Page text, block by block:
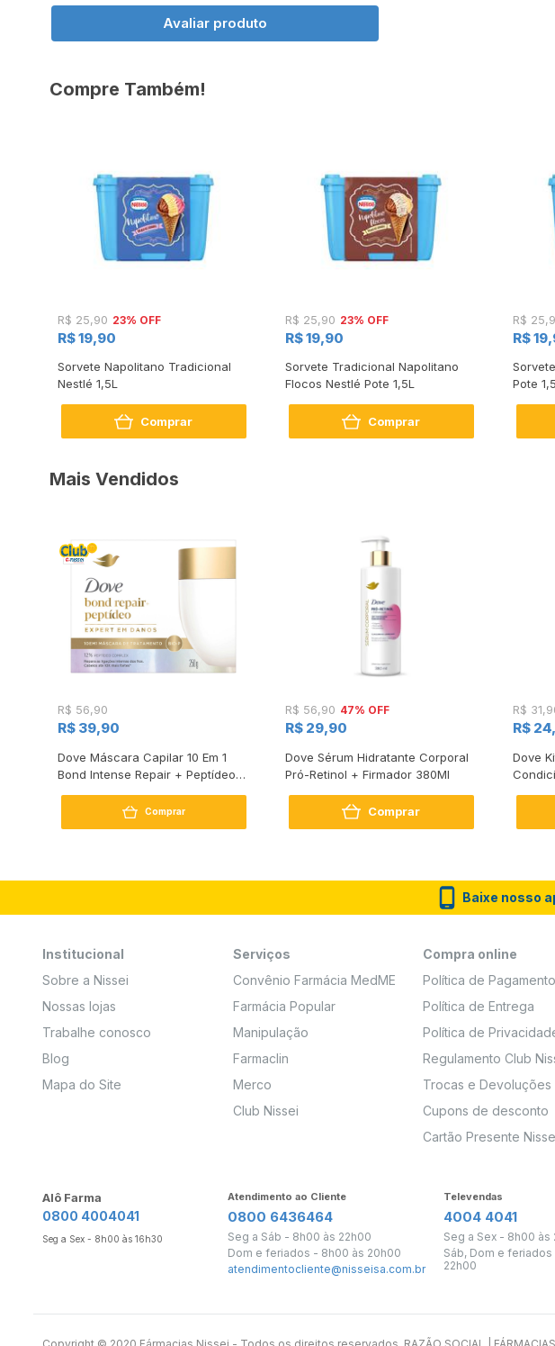
Avaliar produto
Compre Também!
R$ 25,90 23% OFF
R$ 19,90
Sorvete Napolitano Tradicional
Nestlé 1,5L
Comprar
R$ 25,90 23% OFF
R$ 19,90
Sorvete Tradicional Napolitano
Flocos Nestlé Pote 1,5L
Comprar
R$
R$
Pote
Mais Vendidos
R$ 56,90
R$ 39,90
Dove Máscara Capilar 10 Em 1
Bond Intense Repair + Peptídeo
Comprar
R$ 56,90 47% OFF
R$ 29,90
Dove Sérum Hidratante Corporal
Pró-Retinol + Firmador 380Ml
Comprar
R$
R$
Dove
Baixe nosso
Institucional
Sobre a Nissei
Nossas lojas
Trabalhe conosco
Blog
Mapa do Site
Serviços
Convênio Farmácia MedME
Farmácia Popular
Manipulação
Farmaclin
Merco
Club Nissei
Compra online
Política de
Política de Entrega
Política de
Regulamento Club
Trocas e Devoluções
Cupons de desconto
Cartão Presente
Alô Farma
0800 4004041
Seg a Sex - 8h00 às 16h30
Atendimento ao Cliente
0800 6436464
Seg a Sáb - 8h00 às 22h00
Dom e feriados - 8h00 às 20h00
atendimentocliente@nisseisa.com.br
Televendas
4004 4041
Seg a Sex - 8h00 às
Sáb, Dom e
22h00